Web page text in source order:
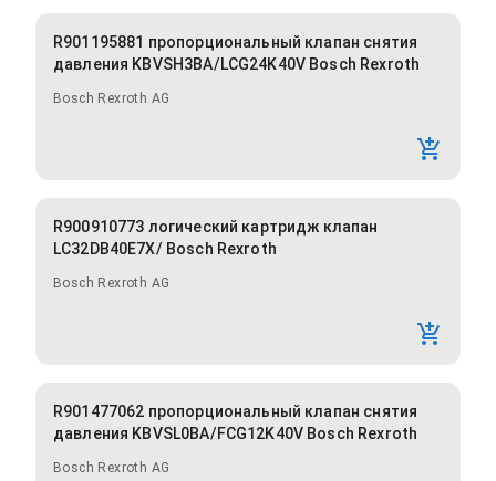
R901195881 пропорциональный клапан снятия
давления KBVSH3BA/LCG24K40V Bosch Rexroth
Bosch Rexroth AG
R900910773 логический картридж клапан
LC32DB40E7X/ Bosch Rexroth
Bosch Rexroth AG
R901477062 пропорциональный клапан снятия
давления KBVSL0BA/FCG12K40V Bosch Rexroth
Bosch Rexroth AG